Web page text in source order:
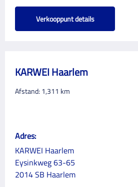
Verkooppunt details
KARWEI Haarlem
Afstand: 1,311 km
Adres:
KARWEI Haarlem
Eysinkweg 63-65
2014 SB Haarlem